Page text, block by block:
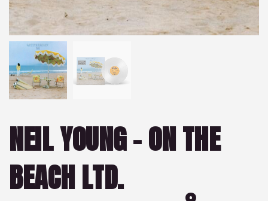
NEIL YOUNG – ON THE
BEACH LTD.